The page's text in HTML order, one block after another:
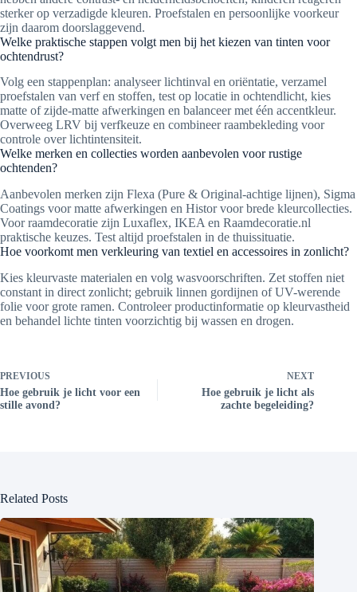
sterker op verzadigde kleuren. Proefstalen en persoonlijke voorkeur
zijn daarom doorslaggevend.
Welke praktische stappen volgt men bij het kiezen van tinten voor
ochtendrust?
Volg een stappenplan: analyseer lichtinval en oriëntatie, verzamel
proefstalen van verf en stoffen, test op locatie in ochtendlicht, kies
matte of zijde-matte afwerkingen en balanceer met één accentkleur.
Overweeg LRV bij verfkeuze en combineer raambekleding voor
controle over lichtintensiteit.
Welke merken en collecties worden aanbevolen voor rustige
ochtenden?
Aanbevolen merken zijn Flexa (Pure & Original-achtige lijnen), Sigma
Coatings voor matte afwerkingen en Histor voor brede kleurcollecties.
Voor raamdecoratie zijn Luxaflex, IKEA en Raamdecoratie.nl
praktische keuzes. Test altijd proefstalen in de thuissituatie.
Hoe voorkomt men verkleuring van textiel en accessoires in zonlicht?
Kies kleurvaste materialen en volg wasvoorschriften. Zet stoffen niet
constant in direct zonlicht; gebruik linnen gordijnen of UV-werende
folie voor grote ramen. Controleer productinformatie op kleurvastheid
en behandel lichte tinten voorzichtig bij wassen en drogen.
PREVIOUS
Hoe gebruik je licht voor een
stille avond?
NEXT
Hoe gebruik je licht als
zachte begeleiding?
Related Posts